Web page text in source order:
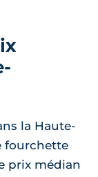
la Haute-
fourchette
prix médian